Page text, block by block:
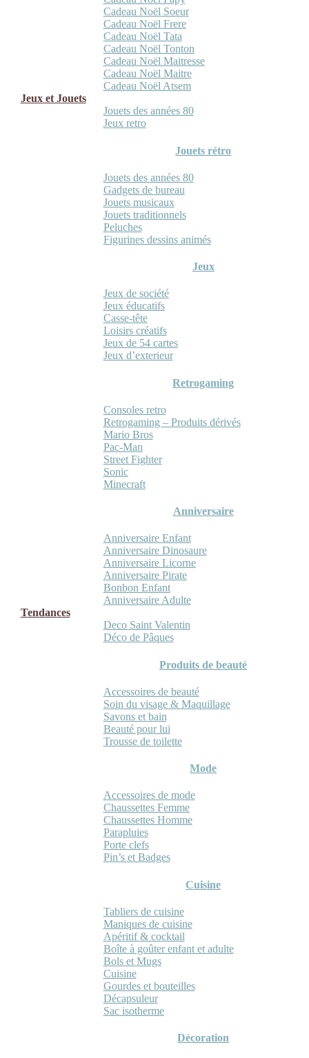
Cadeau Noël Soeur
Cadeau Noël Frere
Cadeau Noël Tata
Cadeau Noël Tonton
Cadeau Noël Maitresse
Cadeau Noël Maitre
Cadeau Noël Atsem
Jeux et Jouets
Jouets des années 80
Jeux retro
Jouets rétro
Jouets des années 80
Gadgets de bureau
Jouets musicaux
Jouets traditionnels
Peluches
Figurines dessins animés
Jeux
Jeux de société
Jeux éducatifs
Casse-tête
Loisirs créatifs
Jeux de 54 cartes
Jeux d’exterieur
Retrogaming
Consoles retro
Retrogaming – Produits dérivés
Mario Bros
Pac-Man
Street Fighter
Sonic
Minecraft
Anniversaire
Anniversaire Enfant
Anniversaire Dinosaure
Anniversaire Licorne
Anniversaire Pirate
Bonbon Enfant
Anniversaire Adulte
Tendances
Deco Saint Valentin
Déco de Pâques
Produits de beauté
Accessoires de beauté
Soin du visage & Maquillage
Savons et bain
Beauté pour lui
Trousse de toilette
Mode
Accessoires de mode
Chaussettes Femme
Chaussettes Homme
Parapluies
Porte clefs
Pin’s et Badges
Cuisine
Tabliers de cuisine
Maniques de cuisine
Apéritif & cocktail
Boîte à goûter enfant et adulte
Bols et Mugs
Cuisine
Gourdes et bouteilles
Décapsuleur
Sac isotherme
Décoration